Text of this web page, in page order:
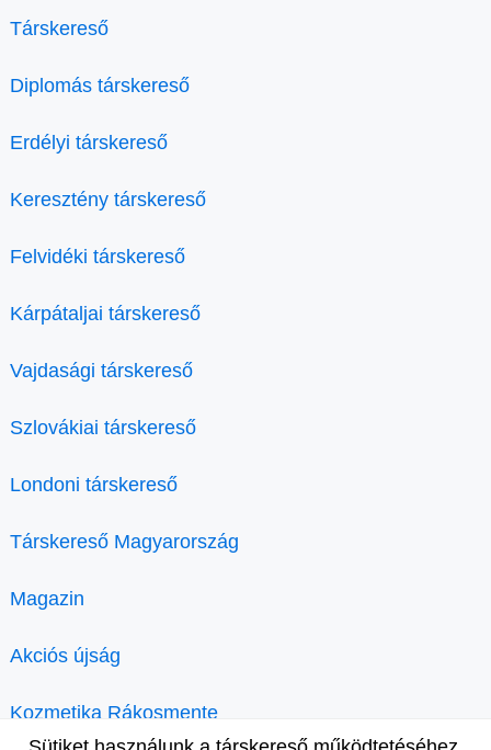
Társkereső
Diplomás társkereső
Erdélyi társkereső
Keresztény társkereső
Felvidéki társkereső
Kárpátaljai társkereső
Vajdasági társkereső
Szlovákiai társkereső
Londoni társkereső
Társkereső Magyarország
Magazin
Akciós újság
Kozmetika Rákosmente